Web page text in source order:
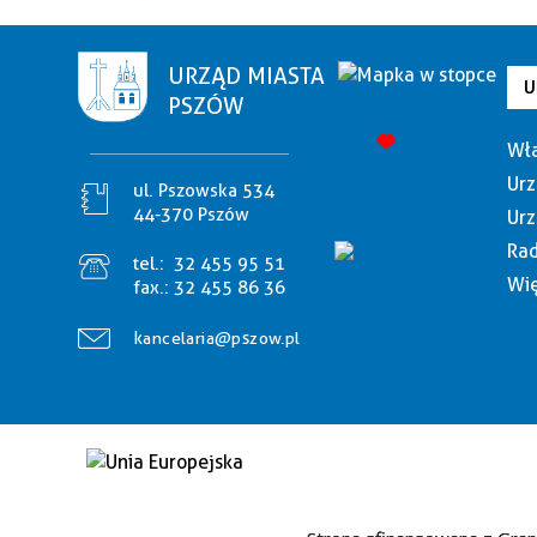
URZĄD MIASTA
PSZÓW
ul. Pszowska 534
44-370 Pszów
tel.: 32 455 95 51
fax.: 32 455 86 36
kancelaria@pszow.pl